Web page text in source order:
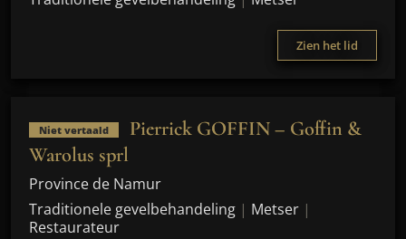
Zien het lid
Niet vertaald
Pierrick GOFFIN – Goffin &
Warolus sprl
Province de Namur
Traditionele gevelbehandeling | Metser |
Restaurateur